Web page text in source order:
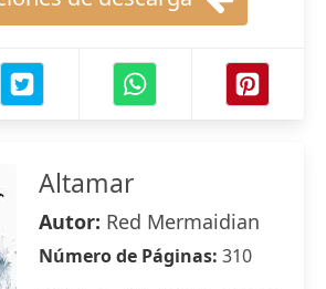
Altamar
Autor: Red Mermaidian
Número de Páginas: 310